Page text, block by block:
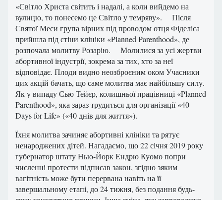
«Світло Христа світить і надалі, а коли вийдемо на
вулицю, то понесемо це Світло у темряву».
Після
Святої Меси група вірних під проводом отця Фіделіса
прийшла під стіни клініки «Planned Parenthood», де
розпочала молитву Розарію.
Молилися за усі жертви
абортивної індустрії, зокрема за тих, хто за неї
відповідає. Плоди видно неозброєним оком Учасники
цих акцій бачать, що саме молитва має найбільшу силу.
Як у випаду Сью Тейєр, колишньої працівниці «Planned
Parenthood», яка зараз трудиться для організації «40
Days for Life» («40 днів для життя»).
Їхня молитва зачиняє абортивні клініки та рятує
ненароджених дітей. Нагадаємо, що 22 січня 2019 року
губернатор штату Нью-Йорк Ендрю Куомо попри
численні протести підписав закон, згідно зяким
вагітність може бути перервана навіть на її
завершальному етапі, до 24 тижня, без подання будь-